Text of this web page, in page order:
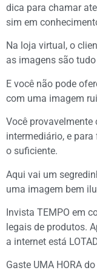
dica para chamar
sim em
Na loja virtual, o
as imagens são
E você não pode
com uma imagem
Você
intermediário, e
o suficiente.
Aqui vai um
uma imagem bem
Invista TEMPO em
legais de produtos.
a internet está
Gaste UMA HORA